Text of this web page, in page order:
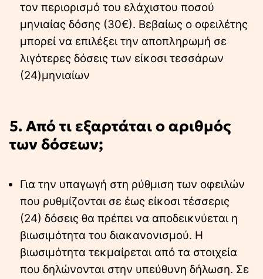
τον περιορισμό του ελάχιστου ποσού
μηνιαίας δόσης (30€). Βεβαίως ο οφειλέτης
μπορεί να επιλέξει την αποπληρωμή σε
λιγότερες δόσεις των είκοσι τεσσάρων
(24)μηνιαίων
5. Από τι εξαρτάται ο αριθμός
των δόσεων;
Για την υπαγωγή στη ρύθμιση των οφειλών
που ρυθμίζονται σε έως είκοσι τέσσερις
(24) δόσεις θα πρέπει να αποδεικνύεται η
βιωσιμότητα του διακανονισμού. Η
βιωσιμότητα τεκμαίρεται από τα στοιχεία
που δηλώνονται στην υπεύθυνη δήλωση. Σε